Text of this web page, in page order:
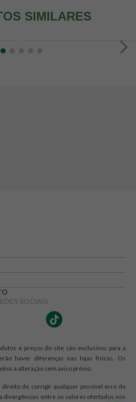
SIMILARES
SOCIAIS
e preços do site são exclusivos para a
haver diferenças nas lojas físicas. Os
a alteração sem aviso prévio.
de corrigir qualquer possível erro de
divergências entre os valores ofertados nos